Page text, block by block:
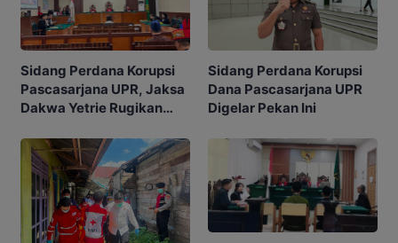
Sidang Perdana Korupsi
Pascasarjana UPR, Jaksa
Dakwa Yetrie Rugikan
Sidang Perdana Korupsi
Dana Pascasarjana UPR
Digelar Pekan Ini